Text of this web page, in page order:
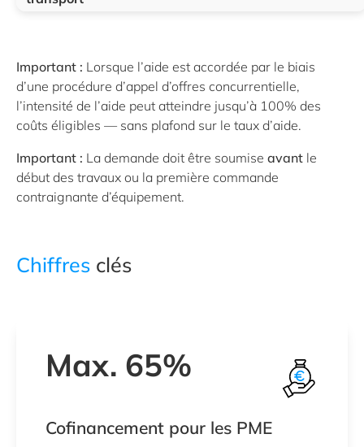
Important : Lorsque l’aide est accordée par le biais
d’une procédure d’appel d’offres concurrentielle,
l’intensité de l’aide peut atteindre jusqu’à 100% des
coûts éligibles — sans plafond sur le taux d’aide.
Important : La demande doit être soumise avant le
début des travaux ou la première commande
contraignante d’équipement.
Chiffres clés
Max. 65%
Cofinancement pour les PME